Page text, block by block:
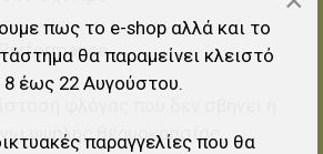
υψηλής θερμοκρασίας
πως το e-shop αλλά και το
θα παραμείνει κλειστό
8 έως 22 Αυγούστου.
παραγγελίες που θα